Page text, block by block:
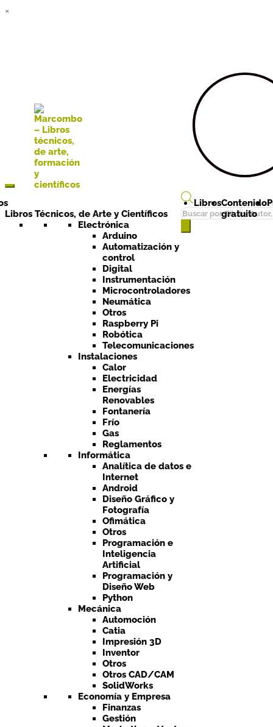
×
Búsqueda
de
Libros Técnicos, de Arte y Científicos
Electrónica
Arduino
Automatización y
control
Digital
Instrumentación
Microcontroladores
Neumática
Otros
Raspberry Pi
Robótica
Telecomunicaciones
Instalaciones
Calor
Electricidad
Energías
Renovables
Fontanería
Frío
Gas
Reglamentos
Informática
Analítica de datos e
Internet
Android
Diseño Gráfico y
Fotografía
Ofimática
Otros
Programación e
Inteligencia
Artificial
Programación y
Diseño Web
Python
Mecánica
Automoción
Catia
Impresión 3D
Inventor
Otros
Otros CAD/CAM
SolidWorks
Economía y Empresa
Finanzas
Gestión
LibrosContenido
gratuito